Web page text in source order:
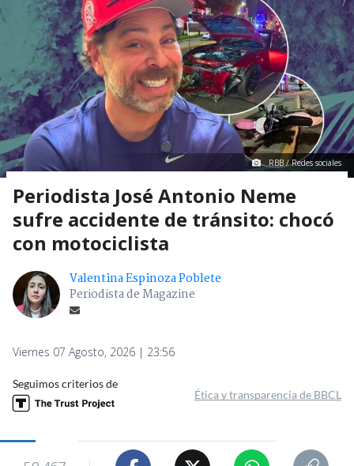
RBB / Redes sociales
Periodista José Antonio Neme
sufre accidente de tránsito: chocó
con motociclista
Valentina Espinoza Poblete
Periodista de Magazine
Viernes 07 Agosto, 2026 | 23:56
Seguimos criterios de
Ética y transparencia de BBCL